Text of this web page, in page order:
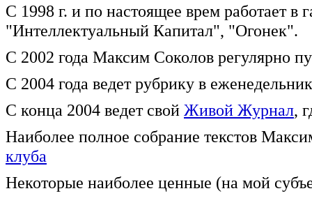
С 1998 г. и по настоящее врем работает в
"Интеллектуальный Капитал", "Огонек".
C 2002 года Максим Соколов регулярно
C 2004 года ведет рубрику в
C конца 2004 ведет свой Живой Журнал,
Наиболее полное собрание текстов
клуба
Некоторые наиболее ценные (на мой